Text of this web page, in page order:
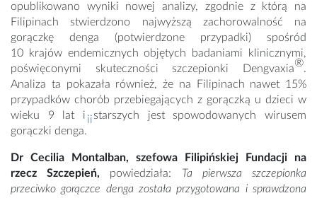
opublikowano wyniki nowej analizy, zgodnie z którą na
Filipinach stwierdzono najwyższą zachorowalność na
gorączkę denga (potwierdzone przypadki) spośród
10 krajów endemicznych objętych badaniami klinicznymi,
poświęconymi skuteczności szczepionki Dengvaxia®.
Analiza ta pokazała również, że na Filipinach nawet 15%
przypadków chorób przebiegających z gorączką u dzieci w
wieku 9 lat i starszych jest spowodowanych wirusem
gorączki denga.
ii
Dr Cecilia Montalban, szefowa Filipińskiej Fundacji na
rzecz Szczepień, powiedziała: Ta pierwsza szczepionka
przeciwko gorączce denga została przygotowana i sprawdzona